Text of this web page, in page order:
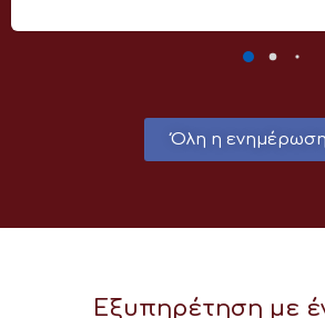
Όλη η ενημέρωση
Εξυπηρέτηση με